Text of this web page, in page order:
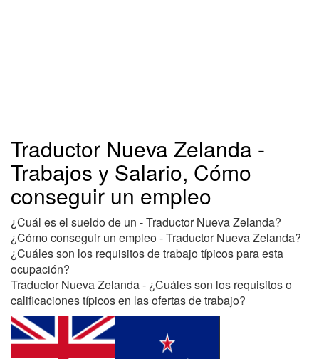
Traductor Nueva Zelanda -
Trabajos y Salario, Cómo
conseguir un empleo
¿Cuál es el sueldo de un - Traductor Nueva Zelanda?
¿Cómo conseguir un empleo - Traductor Nueva Zelanda?
¿Cuáles son los requisitos de trabajo típicos para esta
ocupación?
Traductor Nueva Zelanda - ¿Cuáles son los requisitos o
calificaciones típicos en las ofertas de trabajo?